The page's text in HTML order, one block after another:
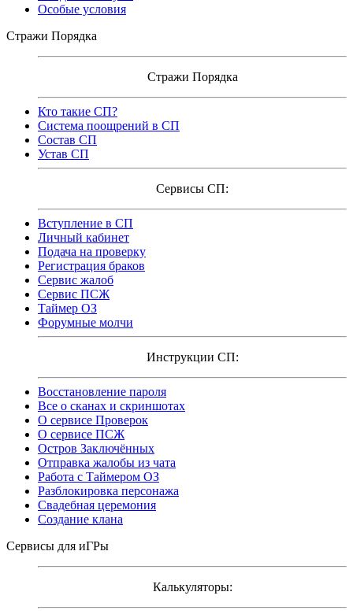
Особые условия
Стражи Порядка
Стражи Порядка
Кто такие СП?
Система поощрений в СП
Состав СП
Устав СП
Сервисы СП:
Вступление в СП
Личный кабинет
Подача на проверку
Регистрация браков
Сервис жалоб
Сервис ПСЖ
Таймер ОЗ
Форумные молчи
Инструкции СП:
Восстановление пароля
Все о сканах и скриншотах
О сервисе Проверок
О сервисе ПСЖ
Остров Заключённых
Отправка жалобы из чата
Работа с Таймером ОЗ
Разблокировка персонажа
Свадебная церемония
Создание клана
Сервисы для иГРы
Калькуляторы: